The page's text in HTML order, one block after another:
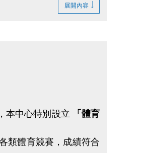
展開內容
本中心特別設立 「體育
類體育競賽，成績符合